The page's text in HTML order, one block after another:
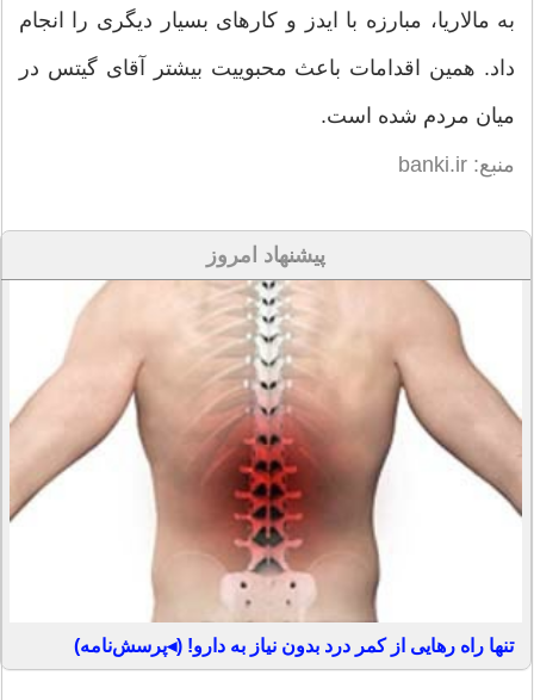
به مالاریا، مبارزه با ایدز و کارهای بسیار دیگری را انجام
داد. همین اقدامات باعث محبوییت بیشتر آقای گیتس در
میان مردم شده است.
منبع: banki.ir
پیشنهاد امروز
تنها راه رهایی از کمر درد بدون نیاز به دارو! (◂پرسش‌نامه)